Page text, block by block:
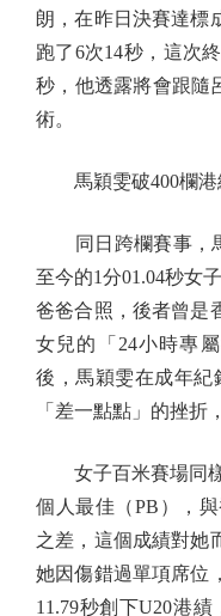
朗，在昨日決賽達標
跑了6次14秒，這次
秒，他透露將會跟隨
術。
馬穎雯破400欄港
同日跨欄賽事，馬
至今的1分01.04秒女
爸爸合照，後者曾是
女兒的「24小時專
後，馬穎雯在成年紀
「差一點點」的挫折
女子百米賽場同樣
個人最佳（PB），
之差，這個成績對她
她因傷錯過單項席位
11.79秒創下U20港